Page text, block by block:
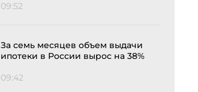
09:52
За семь месяцев объем выдачи
ипотеки в России вырос на 38%
09:42